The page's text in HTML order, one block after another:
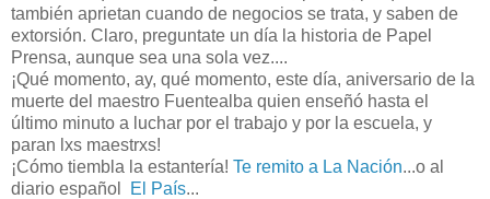
también aprietan cuando de negocios se trata, y saben de
extorsión. Claro, preguntate un día la historia de Papel
Prensa, aunque sea una sola vez....
¡Qué momento, ay, qué momento, este día, aniversario de la
muerte del maestro Fuentealba quien enseñó hasta el
último minuto a luchar por el trabajo y por la escuela, y
paran lxs maestrxs!
¡Cómo tiembla la estantería! Te remito a La Nación...o al
diario español
El País...